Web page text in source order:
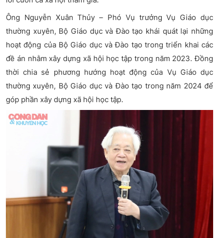
Ông Nguyễn Xuân Thủy – Phó Vụ trưởng Vụ Giáo dục
thường xuyên, Bộ Giáo dục và Đào tạo khái quát lại những
hoạt động của Bộ Giáo dục và Đào tạo trong triển khai các
đề án nhằm xây dựng xã hội học tập trong năm 2023. Đồng
thời chia sẻ phương hướng hoạt động của Vụ Giáo dục
thường xuyên, Bộ Giáo dục và Đào tạo trong năm 2024 để
góp phần xây dựng xã hội học tập.